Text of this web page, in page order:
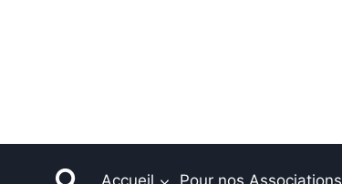
Accueil Pour nos Associations